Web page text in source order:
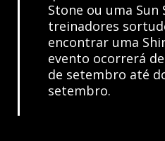
Stone ou uma Sun
treinadores
encontrar uma
evento ocorrerá
de setembro até
setembro.